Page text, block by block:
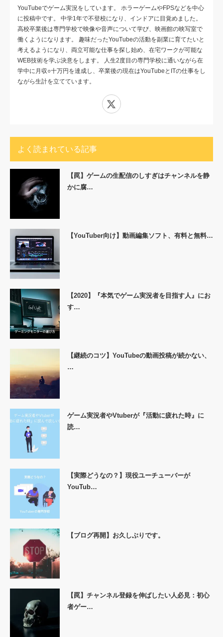
YouTubeでゲーム実況をしています。 ホラーゲームやFPSなどを中心
に投稿中です。 中学1年で不登校になり、インドアに目覚めました。
高校卒業後は専門学校で映像や音声について学び、映画館の映写室で
働くようになります。 趣味だったYouTubeの活動を副業に育てたいと
考えるようになり、両立可能な仕事を探し始め、在宅ワークが可能な
WEB技術を学ぶ決意をします。 人生2度目の専門学校に通いながら在
学中に月収○十万円を達成し、卒業後の現在はYouTubeとITの仕事をし
ながら生計を立てています。
よく読まれている記事
【罠】ゲームの生配信のしすぎはチャンネルを静
かに腐…
【YouTuber向け】動画編集ソフト、有料と無料…
【2020】『本気でゲーム実況者を目指す人』にお
す…
【継続のコツ】YouTubeの動画投稿が続かない、
…
ゲーム実況者やVtuberが『活動に疲れた時』に
読…
【実際どうなの？】現役ユーチューバーが
YouTub…
【ブログ再開】お久しぶりです。
【罠】チャンネル登録を伸ばしたい人必見：初心
者ゲー…